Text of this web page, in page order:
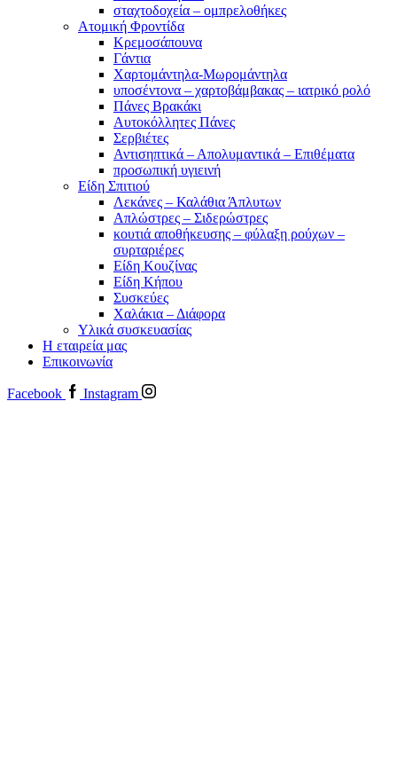
σταχτοδοχεία – ομπρελοθήκες
Ατομική Φροντίδα
Κρεμοσάπουνα
Γάντια
Χαρτομάντηλα-Μωρομάντηλα
υποσέντονα – χαρτοβάμβακας – ιατρικό ρολό
Πάνες Βρακάκι
Αυτοκόλλητες Πάνες
Σερβιέτες
Αντισηπτικά – Απολυμαντικά – Επιθέματα
προσωπική υγιεινή
Είδη Σπιτιού
Λεκάνες – Καλάθια Άπλυτων
Απλώστρες – Σιδερώστρες
κουτιά αποθήκευσης – φύλαξη ρούχων –
συρταριέρες
Είδη Κουζίνας
Είδη Κήπου
Συσκεύες
Χαλάκια – Διάφορα
Yλικά συσκευασίας
Η εταιρεία μας
Επικοινωνία
Facebook Instagram